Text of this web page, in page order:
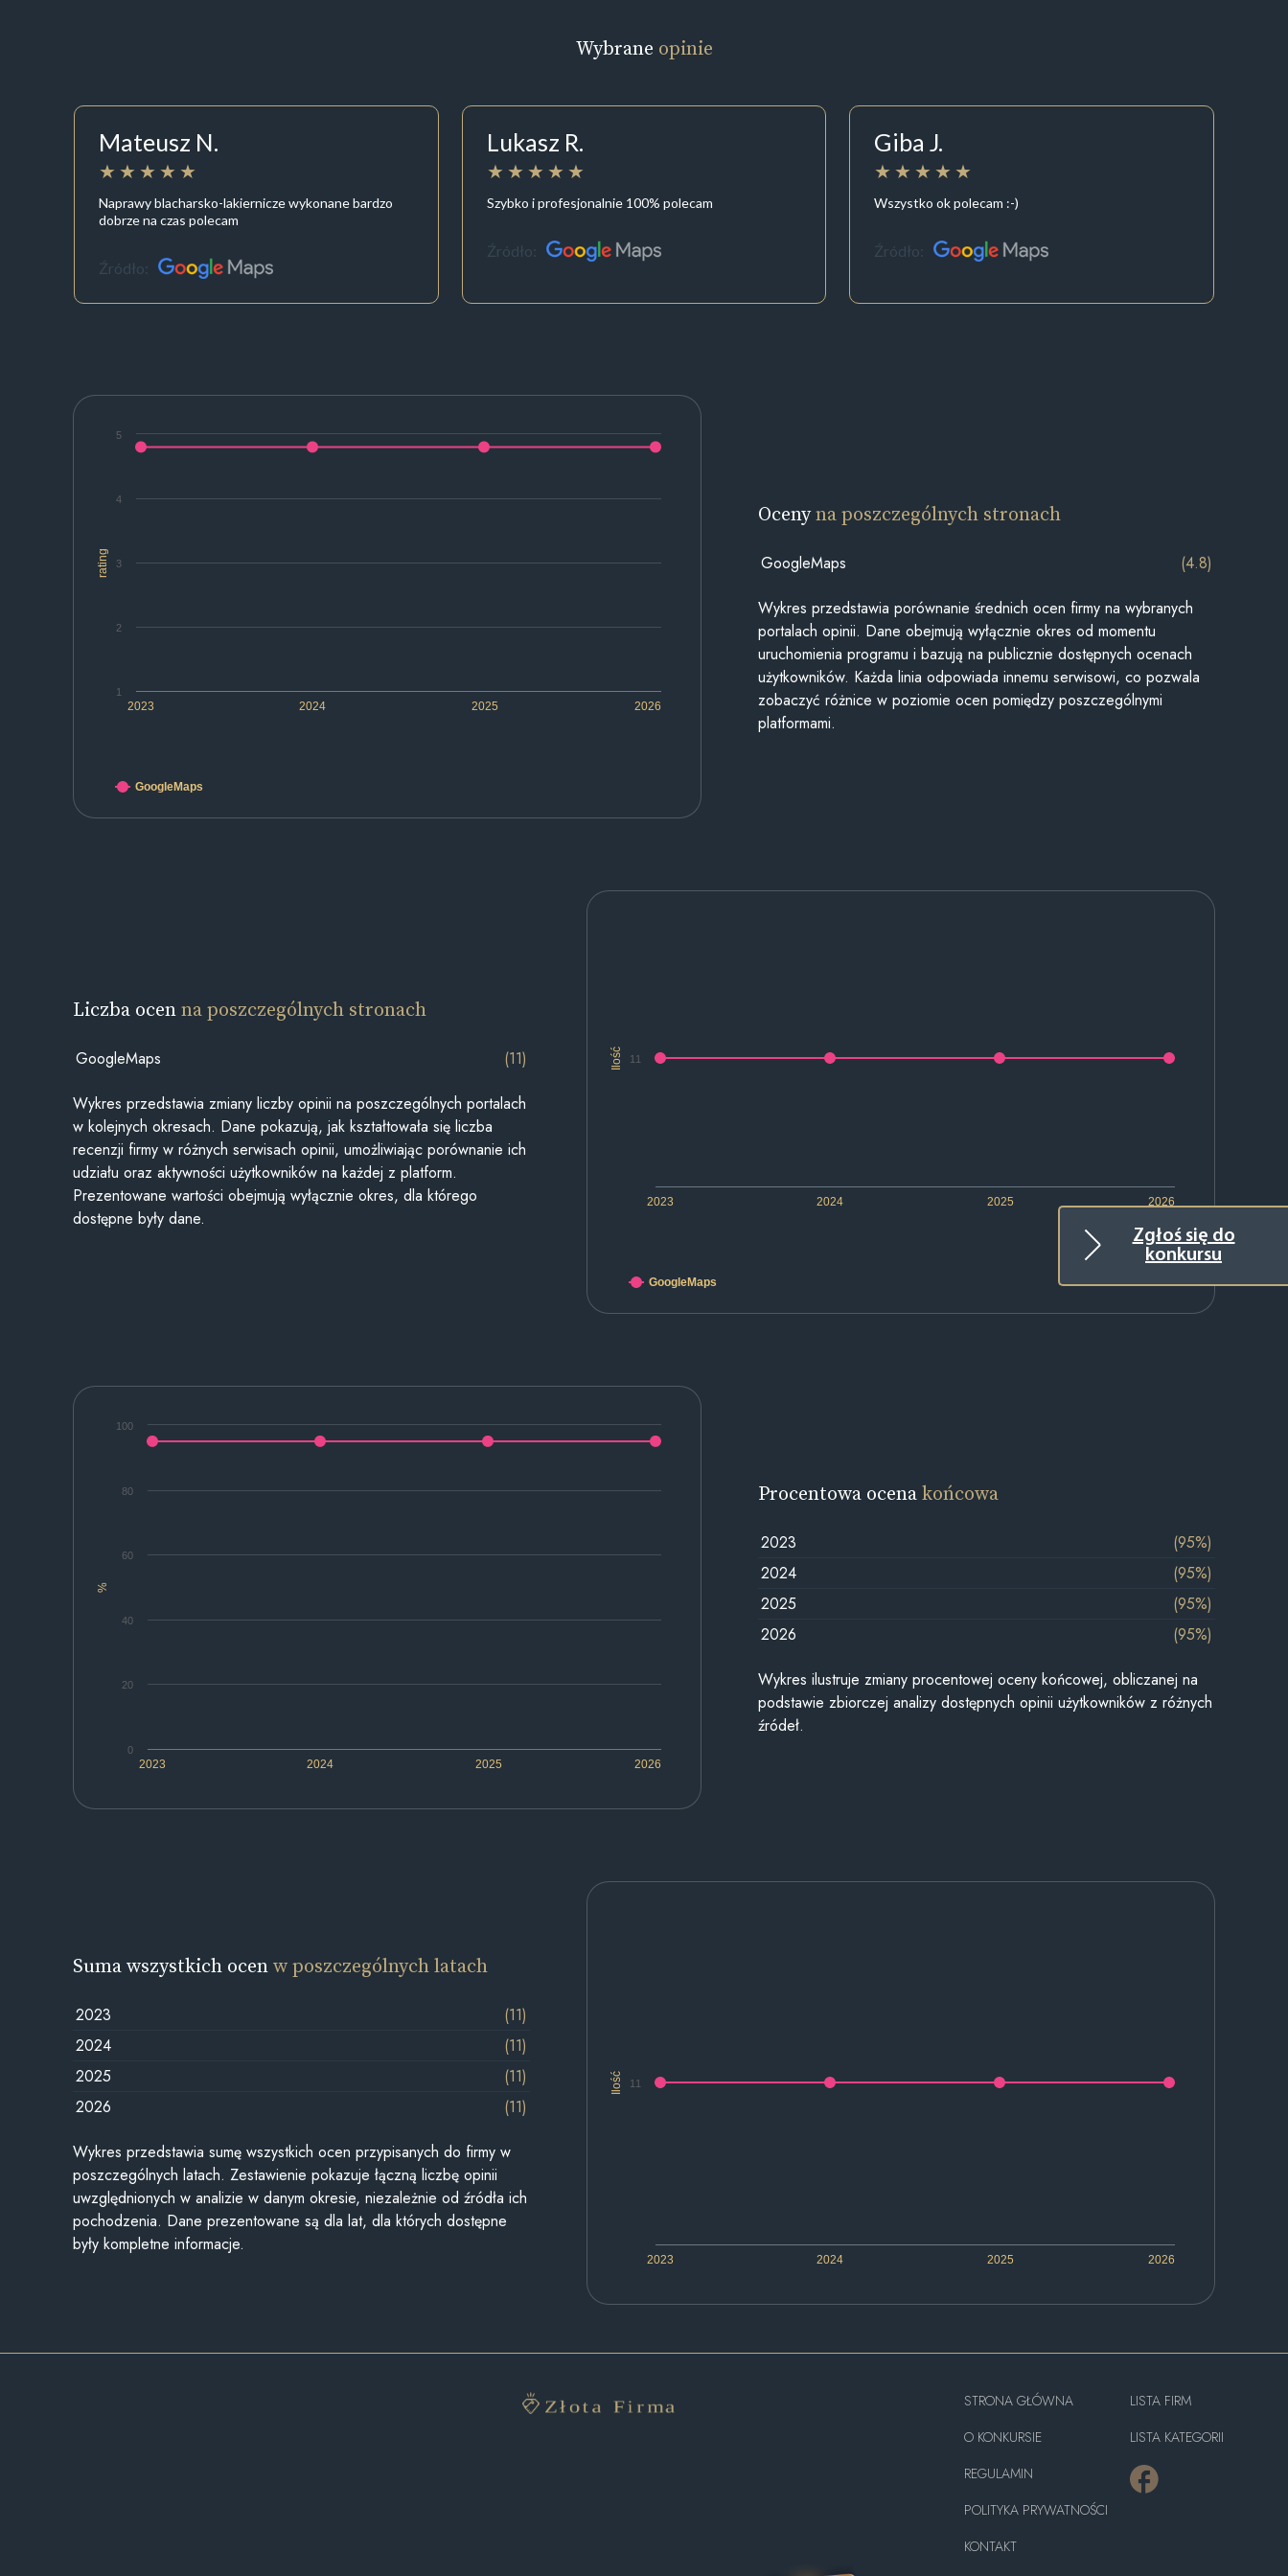
Zgłoś się do
konkursu
Wybrane opinie
Mateusz N.
Naprawy blacharsko-lakiernicze wykonane bardzo
dobrze na czas polecam
Źródło:
Lukasz R.
Szybko i profesjonalnie 100% polecam
Źródło:
Giba J.
Wszystko ok polecam :-)
Źródło:
rating
2023 2024 2025 2026
1
2
3
4
5
GoogleMaps
Ocenyna poszczególnych stronach
GoogleMaps (4.8)
Wykres przedstawia porównanie średnich ocen firmy na wybranych
portalach opinii. Dane obejmują wyłącznie okres od momentu
uruchomienia programu i bazują na publicznie dostępnych ocenach
użytkowników. Każda linia odpowiada innemu serwisowi, co pozwala
zobaczyć różnice w poziomie ocen pomiędzy poszczególnymi
platformami.
Ilość
2023 2024 2025 2026
11
GoogleMaps
Liczba ocenna poszczególnych stronach
GoogleMaps (11)
Wykres przedstawia zmiany liczby opinii na poszczególnych portalach
w kolejnych okresach. Dane pokazują, jak kształtowała się liczba
recenzji firmy w różnych serwisach opinii, umożliwiając porównanie ich
udziału oraz aktywności użytkowników na każdej z platform.
Prezentowane wartości obejmują wyłącznie okres, dla którego
dostępne były dane.
%
2023 2024 2025 2026
0
20
40
60
80
100
Procentowa ocenakońcowa
2023
(95%)
2024
(95%)
2025
(95%)
2026
(95%)
Wykres ilustruje zmiany procentowej oceny końcowej, obliczanej na
podstawie zbiorczej analizy dostępnych opinii użytkowników z różnych
źródeł.
Ilość
2023 2024 2025 2026
11
Suma wszystkich ocenw poszczególnych latach
2023
(11)
2024
(11)
2025
(11)
2026
(11)
Wykres przedstawia sumę wszystkich ocen przypisanych do firmy w
poszczególnych latach. Zestawienie pokazuje łączną liczbę opinii
uwzględnionych w analizie w danym okresie, niezależnie od źródła ich
pochodzenia. Dane prezentowane są dla lat, dla których dostępne
były kompletne informacje.
STRONA GŁÓWNA
O KONKURSIE
REGULAMIN
POLITYKA PRYWATNOŚCI
KONTAKT
LISTA FIRM
LISTA KATEGORII